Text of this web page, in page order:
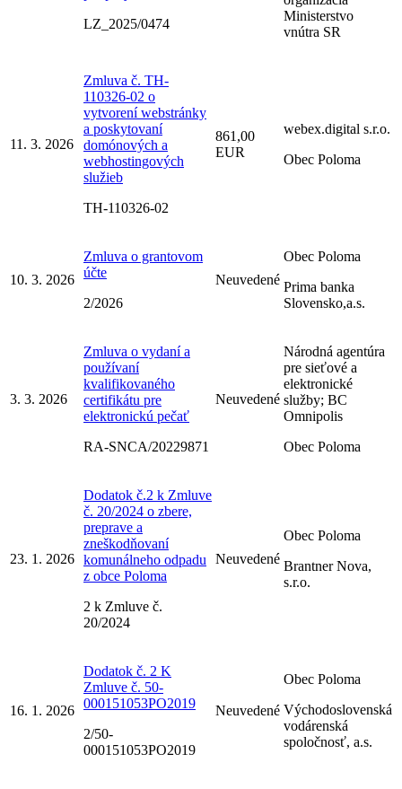
LZ_2025/0474
Ministerstvo
vnútra SR
11. 3. 2026
Zmluva č. TH-
110326-02 o
vytvorení webstránky
a poskytovaní
domónových a
webhostingových
služieb
TH-110326-02
861,00
EUR
webex.digital s.r.o.
Obec Poloma
10. 3. 2026
Zmluva o grantovom
účte
2/2026
Neuvedené
Obec Poloma
Prima banka
Slovensko,a.s.
3. 3. 2026
Zmluva o vydaní a
používaní
kvalifikovaného
certifikátu pre
elektronickú pečať
RA-SNCA/20229871
Neuvedené
Národná agentúra
pre sieťové a
elektronické
služby; BC
Omnipolis
Obec Poloma
23. 1. 2026
Dodatok č.2 k Zmluve
č. 20/2024 o zbere,
preprave a
zneškodňovaní
komunálneho odpadu
z obce Poloma
2 k Zmluve č.
20/2024
Neuvedené
Obec Poloma
Brantner Nova,
s.r.o.
16. 1. 2026
Dodatok č. 2 K
Zmluve č. 50-
000151053PO2019
2/50-
000151053PO2019
Neuvedené
Obec Poloma
Východoslovenská
vodárenská
spoločnosť, a.s.